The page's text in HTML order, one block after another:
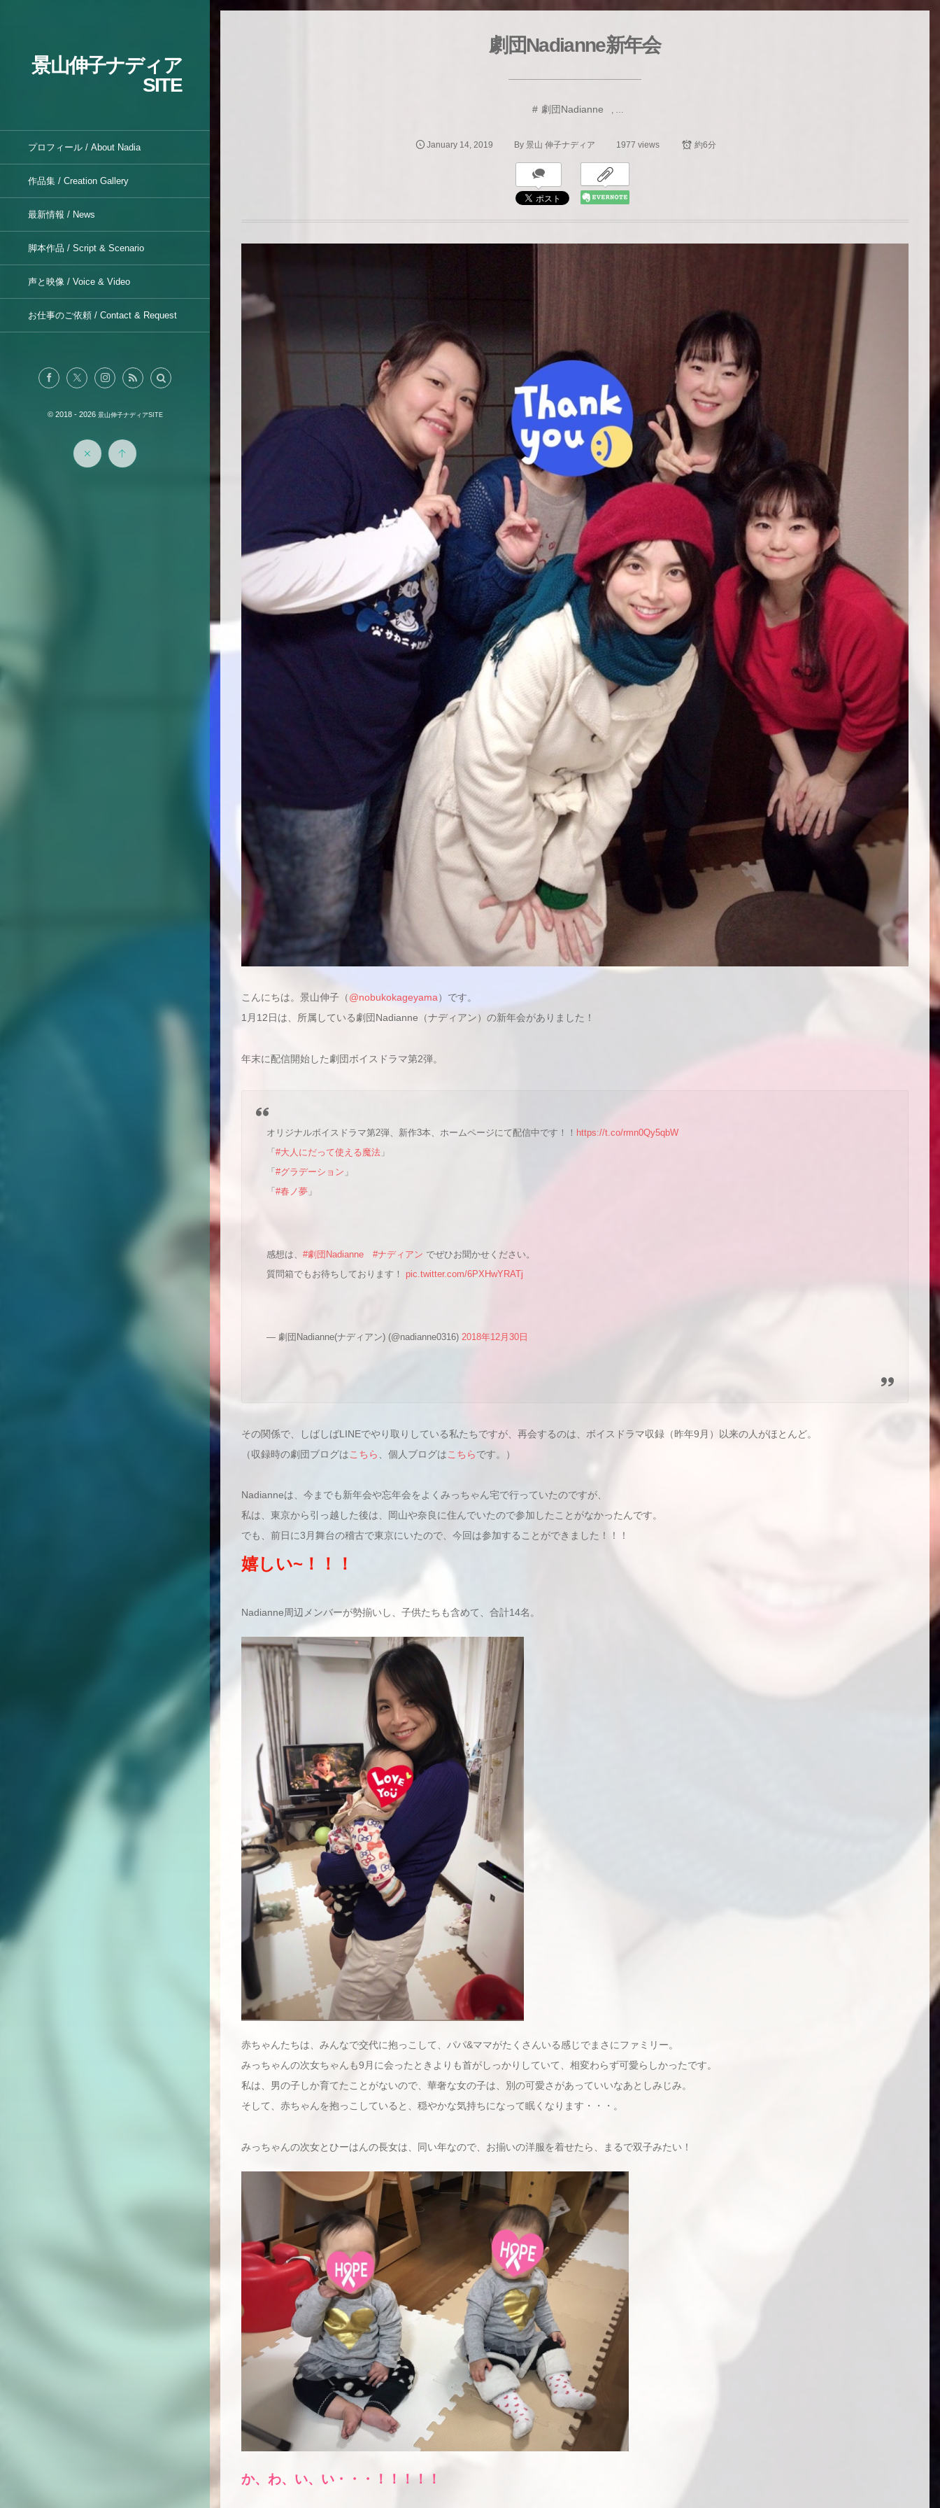
景山伸子ナディア
SITE
プロフィール / About Nadia
作品集 / Creation Gallery
最新情報 / News
脚本作品 / Script & Scenario
声と映像 / Voice & Video
お仕事のご依頼 / Contact & Request
© 2018 - 2026 景山伸子ナディアSITE
劇団Nadianne新年会
劇団Nadianne , …
January 14, 2019 By 景山 伸子ナディア 1977 views 約6分
こんにちは。景山伸子（@nobukokageyama）です。
1月12日は、所属している劇団Nadianne（ナディアン）の新年会がありました！
年末に配信開始した劇団ボイスドラマ第2弾。
オリジナルボイスドラマ第2弾、新作3本、ホームページにて配信中です！！ https://t.co/rmn0Qy5qbW
「 #大人にだって使える魔法 」
「 #グラデーション 」
「 #春ノ夢 」
感想は、 #劇団Nadianne #ナディアン でぜひお聞かせください。
質問箱でもお待ちしております！ pic.twitter.com/6PXHwYRATj
— 劇団Nadianne(ナディアン) (@nadianne0316) 2018年12月30日
その関係で、しばしばLINEでやり取りしている私たちですが、再会するのは、ボイスドラマ収録（昨年9月）以来の人がほとんど。
（収録時の劇団ブログはこちら 、個人ブログはこちらです。）
Nadianneは、今までも新年会や忘年会をよくみっちゃん宅で行っていたのですが、
私は、東京から引っ越した後は、岡山や奈良に住んでいたので参加したことがなかったんです。
でも、前日に3月舞台の稽古で東京にいたので、今回は参加することができました！！！
嬉しい~！！！
Nadianne周辺メンバーが勢揃いし、子供たちも含めて、合計14名。
赤ちゃんたちは、みんなで交代に抱っこして、パパ&ママがたくさんいる感じでまさにファミリー。
みっちゃんの次女ちゃんも9月に会ったときよりも首がしっかりしていて、相変わらず可愛らしかったです。
私は、男の子しか育てたことがないので、華奢な女の子は、別の可愛さがあっていいなあとしみじみ。
そして、赤ちゃんを抱っこしていると、穏やかな気持ちになって眠くなります・・・。
みっちゃんの次女とひーはんの長女は、同い年なので、お揃いの洋服を着せたら、まるで双子みたい！
か、わ、い、い・・・！！！！！